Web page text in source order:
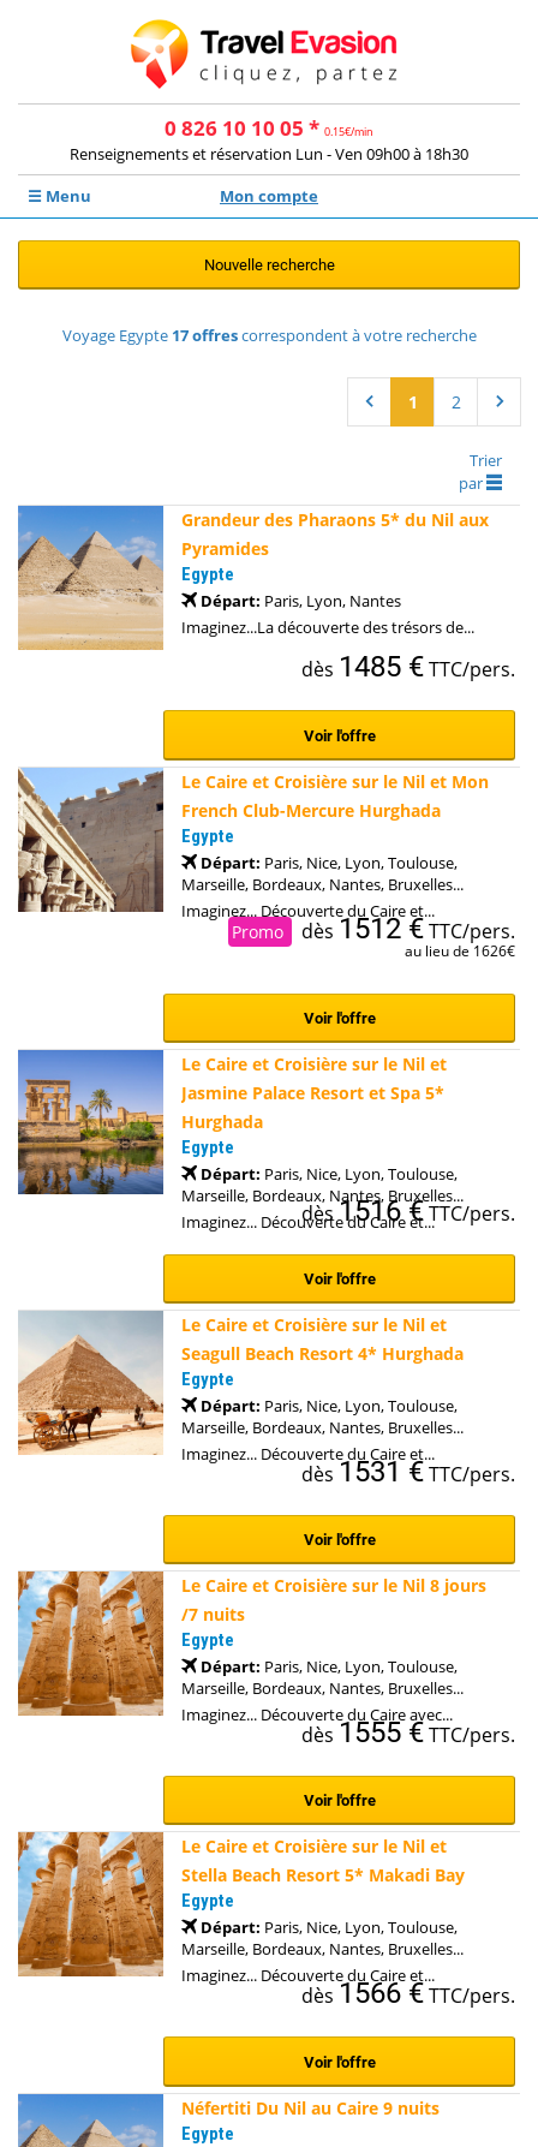
0 826 10 10 05 * 0.15€/min
Renseignements et réservation Lun - Ven 09h00 à 18h30
☰ Menu
Mon compte
Nouvelle recherche
Voyage Egypte 17offrescorrespondent à votre recherche
1 2
Trier
par
Grandeur des Pharaons 5* du Nil aux
Pyramides
Egypte
Départ: Paris, Lyon, Nantes
Imaginez...La découverte des trésors de...
dès 1485 €TTC/pers.
Voir l'offre
Le Caire et Croisière sur le Nil et Mon
French Club-Mercure Hurghada
Egypte
Départ: Paris, Nice, Lyon, Toulouse,
Marseille, Bordeaux, Nantes, Bruxelles...
Imaginez... Découverte du Caire et...
Promo dès 1512 €TTC/pers.
au lieu de 1626€
Voir l'offre
Le Caire et Croisière sur le Nil et
Jasmine Palace Resort et Spa 5*
Hurghada
Egypte
Départ: Paris, Nice, Lyon, Toulouse,
Marseille, Bordeaux, Nantes, Bruxelles...
Imaginez... Découverte du Caire et...
dès1516 €TTC/pers.
Voir l'offre
Le Caire et Croisière sur le Nil et
Seagull Beach Resort 4* Hurghada
Egypte
Départ: Paris, Nice, Lyon, Toulouse,
Marseille, Bordeaux, Nantes, Bruxelles...
Imaginez... Découverte du Caire et...
dès 1531 €TTC/pers.
Voir l'offre
Le Caire et Croisière sur le Nil 8 jours
/7 nuits
Egypte
Départ: Paris, Nice, Lyon, Toulouse,
Marseille, Bordeaux, Nantes, Bruxelles...
Imaginez... Découverte du Caire avec...
dès 1555 €TTC/pers.
Voir l'offre
Le Caire et Croisière sur le Nil et
Stella Beach Resort 5* Makadi Bay
Egypte
Départ: Paris, Nice, Lyon, Toulouse,
Marseille, Bordeaux, Nantes, Bruxelles...
Imaginez... Découverte du Caire et...
dès 1566 €TTC/pers.
Voir l'offre
Néfertiti Du Nil au Caire 9 nuits
Egypte